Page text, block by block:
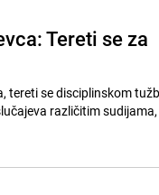
Tereti se za
tereti se disciplinskom
različitim